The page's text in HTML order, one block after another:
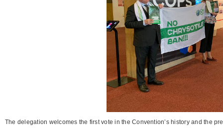
The delegation welcomes the first vote in the Convention’s history and the